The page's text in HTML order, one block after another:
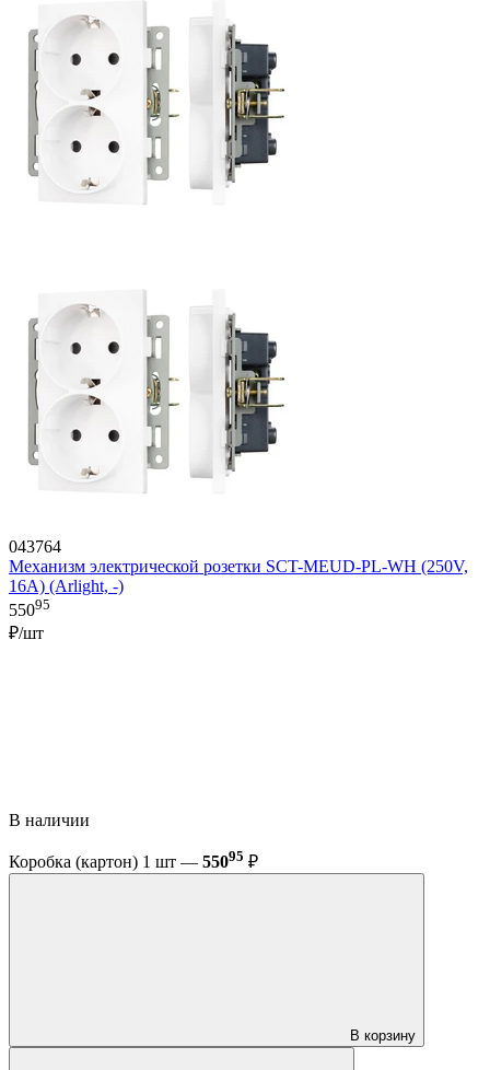
043764
Механизм электрической розетки SCT-MEUD-PL-WH (250V,
16A) (Arlight, -)
55095
₽/шт
В наличии
Коробка (картон) 1 шт — 55095 ₽
В корзину